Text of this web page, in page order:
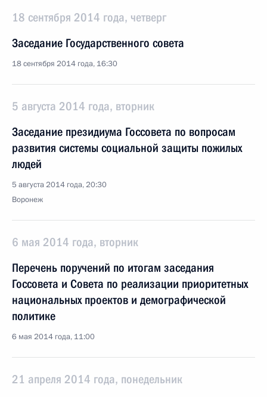
18 сентября 2014 года, четверг
Заседание Государственного совета
18 сентября 2014 года, 16:30
5 августа 2014 года, вторник
Заседание президиума Госсовета по вопросам
развития системы социальной защиты пожилых
людей
5 августа 2014 года, 20:30
Воронеж
6 мая 2014 года, вторник
Перечень поручений по итогам заседания
Госсовета и Совета по реализации приоритетных
национальных проектов и демографической
политике
6 мая 2014 года, 11:00
21 апреля 2014 года, понедельник